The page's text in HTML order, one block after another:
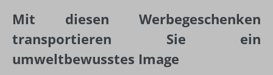
Mit diesen Werbegeschenken
transportieren Sie ein
umweltbewusstes Image